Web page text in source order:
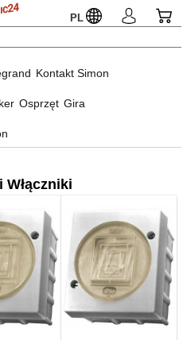
PL
Kontakt Simon
Osprzęt Gira
Włączniki